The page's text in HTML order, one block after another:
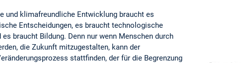
und klimafreundliche Entwicklung braucht es
Entscheidungen, es braucht technologische
braucht Bildung. Denn nur wenn Menschen durch
die Zukunft mitzugestalten, kann der
stattfinden, der für die Begrenzung